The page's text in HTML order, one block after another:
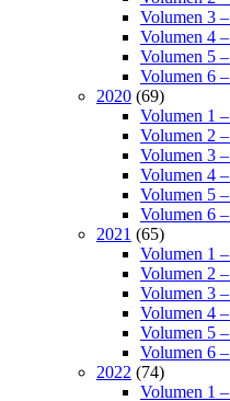
Volumen 3
Volumen 4
Volumen 5
Volumen 6
2020 (69)
Volumen 1
Volumen 2
Volumen 3
Volumen 4
Volumen 5
Volumen 6
2021 (65)
Volumen 1
Volumen 2
Volumen 3
Volumen 4
Volumen 5
Volumen 6
2022 (74)
Volumen 1